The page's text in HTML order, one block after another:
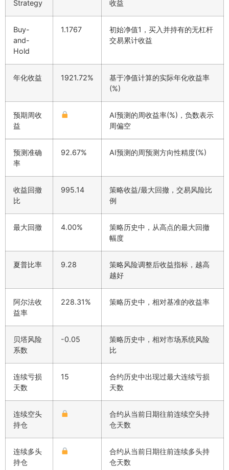
Strategy 收益
Buy-
and-
Hold
1.1767
初始净值1，买入并持有的无杠杆
交易累计收益
年化收益 1921.72%
基于净值计算的实际年化收益率
(%)
预期周收
益
AI预测的周收益率(%)，负数表示
周偏空
预测准确
率
92.67% AI预测的周预测方向性精度(%)
收益回撤
比
995.14
策略收益/最大回撤，交易风险比
例
最大回撤 4.00%
策略历史中，从高点的最大回撤
幅度
夏普比率 9.28
策略风险调整后收益指标，越高
越好
阿尔法收
益率
228.31% 策略历史中，相对基准的收益率
贝塔风险
系数
-0.05
策略历史中，相对市场系统风险
比
连续亏损
天数
15
合约历史中出现过最大连续亏损
天数
连续空头
持仓
合约从当前日期往前连续空头持
仓天数
连续多头
持仓
合约从当前日期往前连续多头持
仓天数